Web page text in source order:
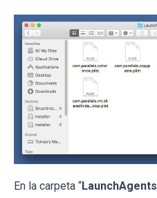
En la carpeta “LaunchAgents